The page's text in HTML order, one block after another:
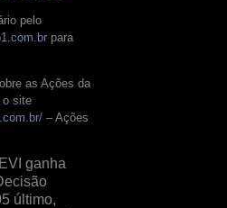
pelo
para
as Ações da
o site
– Ações
ganha
último,